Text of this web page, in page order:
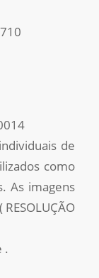
de
como
As imagens
.